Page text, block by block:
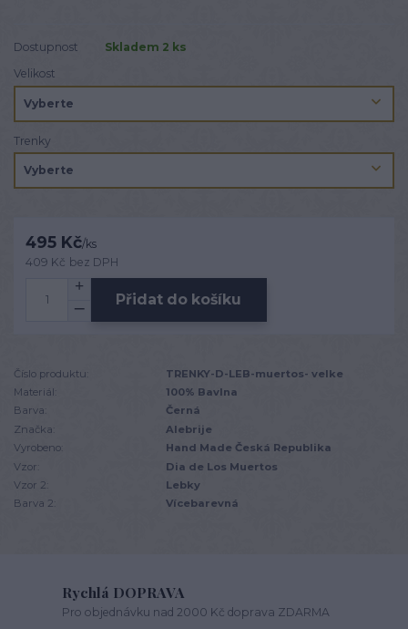
Dostupnost
Skladem 2 ks
Velikost
Trenky
495 Kč/ks
409 Kč bez DPH
Přidat do košíku
Číslo produktu:
TRENKY-D-LEB-muertos- velke
Materiál:
100% Bavlna
Barva:
Černá
Značka:
Alebrije
Vyrobeno:
Hand Made Česká Republika
Vzor:
Dia de Los Muertos
Vzor 2:
Lebky
Barva 2:
Vícebarevná
Rychlá DOPRAVA
Pro objednávku nad 2000 Kč doprava ZDARMA